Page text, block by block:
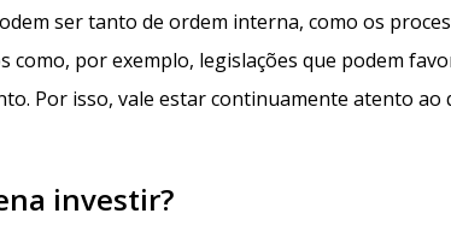
ser tanto de ordem interna, como os
por exemplo, legislações que podem
Por isso, vale estar continuamente atento ao
investir?